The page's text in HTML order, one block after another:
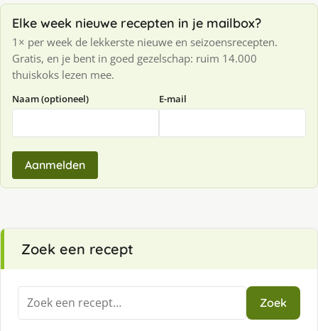
Elke week nieuwe recepten in je mailbox?
1× per week de lekkerste nieuwe en seizoensrecepten.
Gratis, en je bent in goed gezelschap: ruim 14.000
thuiskoks lezen mee.
Naam (optioneel) E-mail
Aanmelden
Zoek een recept
Zoeken
naar:
Zoek